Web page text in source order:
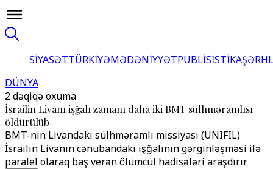
SİYASƏTTÜRKİYƏMƏDƏNİYYƏTPUBLİSİSTİKA
DÜNYA
2 dəqiqə oxuma
İsrailin Livanı işğalı zamanı daha iki BMT sülhməramlısı
öldürülüb
BMT-nin Livandakı sülhməramlı missiyası (UNIFIL)
İsrailin Livanın cənubandakı işğalının gərginləşməsi ilə
paralel olaraq baş verən ölümcül hadisələri araşdırır